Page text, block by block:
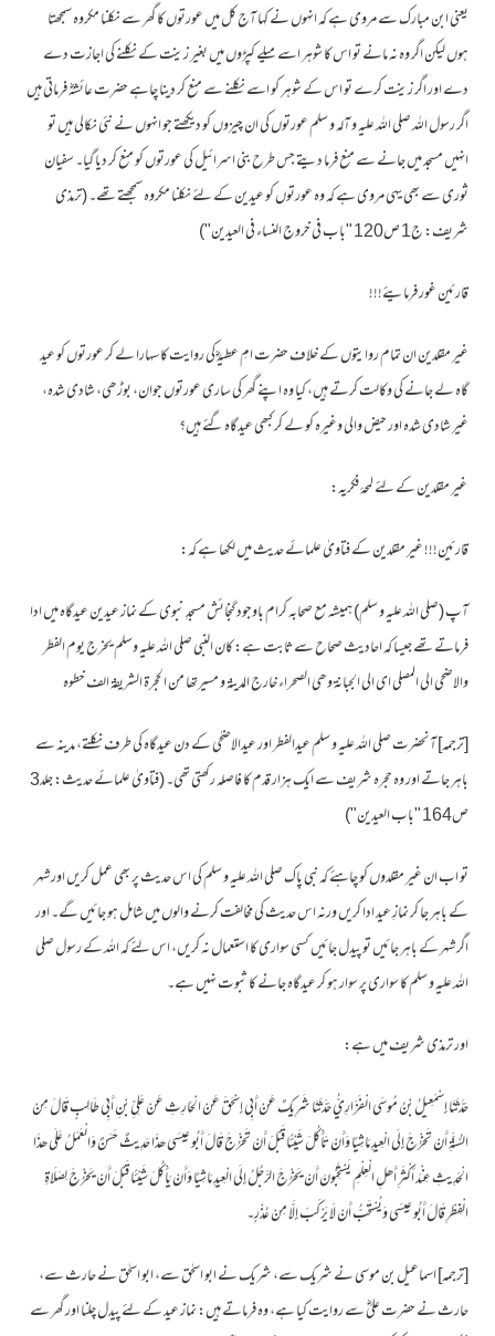
یعنی ابن مبارک سے مروی ہے کہ انہوں نے کہا آج کل میں عورتوں کا گھر سے نکلنا مکروہ سمجھتا
ہوں لیکن اگر وہ نہ مانے تو اس کا شوہر اسے میلے کپڑوں میں بغیر زینت کے نکلنے کی اجازت دے
دے اور اگر زینت کرے تو اس کے شوہر کو اسے نکلنے سے منع کر دینا چاہے حضرت عائشہؓ فرماتی ہیں
اگر رسول اللہ صلی اللہ علیہ و آلہ و سلم عورتوں کی ان چیزوں کو دیکھتے جو انہوں نے نئی نکالی ہیں تو
انہیں مسجد میں جانے سے منع فرما دیتے جس طرح بنی اسرائیل کی عورتوں کو منع کر دیا گیا۔ سفیان
ثوری سے بھی یہی مروی ہے کہ وہ عورتوں کو عیدین کے لئے نکلنا مکروہ سمجھتے تھے۔ (ترمذی
شریف: ج1 ص120 "باب فی خروج النساء فی العیدین")
قارئین غور فرمایئے!!!
غیر مقلدین ان تمام روایتوں کے خلاف حضرت امِ عطیہؓ کی روایت کا سہارا لے کر عورتوں کو عید
گاہ لے جانے کی وکالت کرتے ہیں، کیا وہ اپنے گھر کی ساری عورتوں جوان، بوڑھی، شادی شدہ،
غیر شادی شدہ اور حیض والی وغیرہ کو لے کر کبھی عیدگاہ گئے ہیں؟
غیر مقلدین کے لئے لمحۂ فکریہ:
قارئین!!! غیر مقلدین کے فتاویٰ علمائے حدیث میں لکھا ہے کہ:
آپ (صلی اللہ علیہ و سلم) ہمیشہ مع صحابہ کرام باوجود گنجائش مسجدِ نبوی کے نماز عیدین عیدگاہ میں ادا
فرماتے تھے جیسا کہ احادیث صحاح سے ثابت ہے: کان النبی صلی اللہ علیہ وسلم یخرج یوم الفطر
والاضحی الی المصلی ای الی الجبانة وھی الصحراء خارج المدینة و مسیرتھا من الحجرۃ الشریفة الف خطوہ
[ترجمہ] آنحضرت صلی اللہ علیہ و سلم عیدالفطر اور عیدالاضحٰی کے دن عیدگاہ کی طرف نکلتے، مدینہ سے
باہر جاتے اور وہ حجرہ شریف سے ایک ہزار قدم کا فاصلہ رکھتی تھی۔ (فتاویٰ علمائے حدیث: جلد3
ص164 "باب العیدین")
تو اب ان غیر مقلدوں کو چاہئے کہ نبی پاک صلی اللہ علیہ و سلم کی اس حدیث پر بھی عمل کریں اور شہر
کے باہر جا کر نمازِ عید ادا کریں ورنہ اس حدیث کی مخالفت کرنے والوں میں شامل ہو جائیں گے۔ اور
اگر شہر کے باہر جائیں تو پیدل جائیں کسی سواری کا استعمال نہ کریں، اس لئے کہ اللہ کے رسول صلی
اللہ علیہ و سلم کا سواری پر سوار ہو کر عیدگاہ جانے کا ثبوت نہیں ہے۔
اور ترمذی شریف میں ہے:
حَدَّثَنَا إِسْمَعِيلُ بْنُ مُوسَی الْفَزَارِيُّ حَدَّثَنَا شَرِيکٌ عَنْ أَبِي إِسْحَقَ عَنْ الْحَارِثِ عَنْ عَلِيِّ بْنِ أَبِي طَالِبٍ قَالَ مِنْ
السُّنَّةِ أَنْ تَخْرُجَ إِلَی الْعِيدِ مَاشِيًا وَأَنْ تَأْکُلَ شَيْئًا قَبْلَ أَنْ تَخْرُجَ قَالَ أَبُو عِيسَی ھذَا حَدِيثٌ حَسَنٌ وَالْعَمَلُ عَلَی ھذَا
الْحَدِيثِ عِنْدَ أَکْثَرِ أَھلِ الْعِلْمِ يَسْتَحِبُّونَ أَنْ يَخْرُجَ الرَّجُلُ إِلَی الْعِيدِ مَاشِيًا وَأَنْ يَأْکُلَ شَيْئًا قَبْلَ أَنْ يَخْرُجَ لِصَلَاةِ
الْفِطْرِ قَالَ أَبُو عِيسَی وَيُسْتَحَبُّ أَنْ لَا يَرْکَبَ إِلَّا مِنْ عُذْرٍ۔
[ترجمہ] اسماعیل بن موسی نے شریک سے، شریک نے ابو اسحٰق سے، ابو اسحٰق نے حارث سے،
حارث نے حضرت علیؓ سے روایت کیا ہے، وہ فرماتے ہیں: نماز عید کے لئے پیدل چلنا اور گھر سے